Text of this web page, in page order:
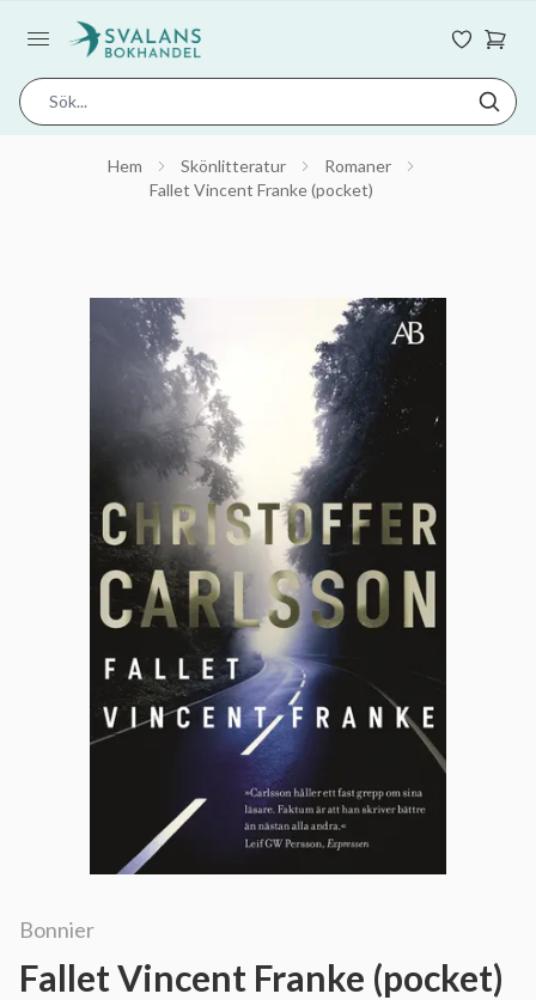
Hem Skönlitteratur
Romaner
Fallet Vincent Franke (pocket)
Bonnier
Fallet Vincent Franke (pocket)